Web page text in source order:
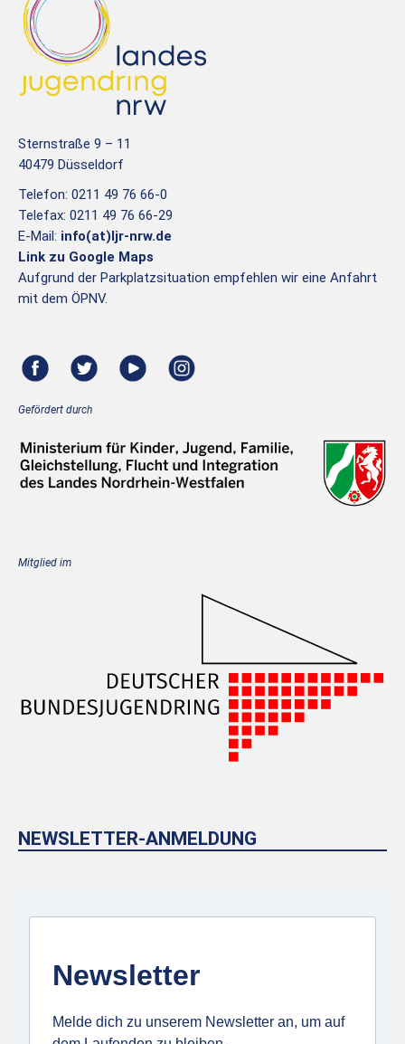
Sternstraße 9 – 11
40479 Düsseldorf
Telefon: 0211 49 76 66-0
Telefax: 0211 49 76 66-29
E-Mail: info(at)ljr-nrw.de
Link zu Google Maps
Aufgrund der Parkplatzsituation empfehlen wir eine Anfahrt
mit dem ÖPNV.
Gefördert durch
Mitglied im
NEWSLETTER-ANMELDUNG
Newsletter
Melde dich zu unserem Newsletter an, um auf